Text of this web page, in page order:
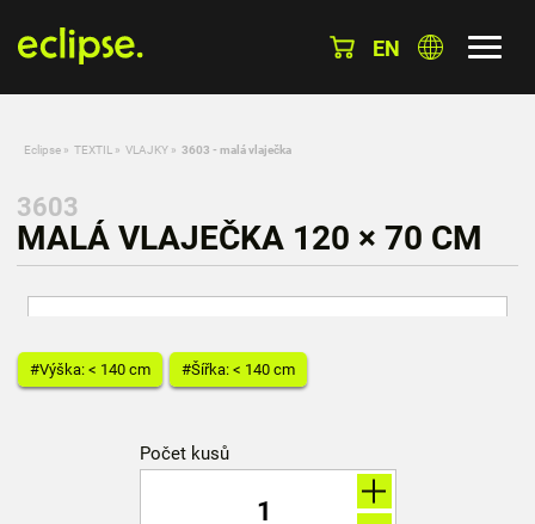
EN
Eclipse » TEXTIL » VLAJKY » 3603 - malá vlaječka
3603
MALÁ VLAJEČKA 120 × 70 CM
#Výška: < 140 cm #Šířka: < 140 cm
Počet kusů